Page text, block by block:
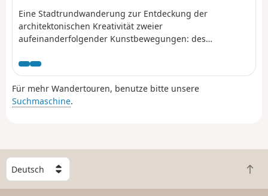
Eine Stadtrundwanderung zur Entdeckung der
architektonischen Kreativität zweier
aufeinanderfolgender Kunstbewegungen: des
Jahrhunderts und des Art Déco in der
Zwischenkriegszeit.
Für mehr Wandertouren, benutze bitte unsere
Suchmaschine.
W
ä
h
Z
u